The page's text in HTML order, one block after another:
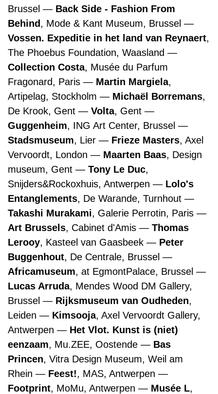
Brussel
Back Side - Fashion From
Behind, Mode & Kant Museum, Brussel
Vossen. Expeditie in het land van Reynaert,
The Phoebus Foundation, Waasland
Collection Costa, Musée du Parfum
Fragonard, Paris
Martin Margiela,
Artipelag, Stockholm
Michaël Borremans,
De Krook, Gent
Volta, Gent
Guggenheim, ING Art Center, Brussel
Stadsmuseum, Lier Frieze Masters, Axel
Vervoordt, London
Maarten Baas, Design
museum, Gent
Tony Le Duc,
Snijders&Rockoxhuis, Antwerpen
Lolo's
Entanglements, De Warande, Turnhout
Takashi Murakami, Galerie Perrotin, Paris
Art Brussels, Cabinet d'Amis
Thomas
Lerooy, Kasteel van Gaasbeek
Peter
Buggenhout, De Centrale, Brussel
Africamuseum, at EgmontPalace, Brussel
Lucas Arruda, Mendes Wood DM Gallery,
Brussel
Rijksmuseum van Oudheden,
Leiden
Kimsooja, Axel Vervoordt Gallery,
Antwerpen
Het Vlot. Kunst is (niet)
eenzaam, Mu.ZEE, Oostende
Bas
Princen, Vitra Design Museum, Weil am
Rhein
Feest!, MAS, Antwerpen
Footprint, MoMu, Antwerpen Musée L,